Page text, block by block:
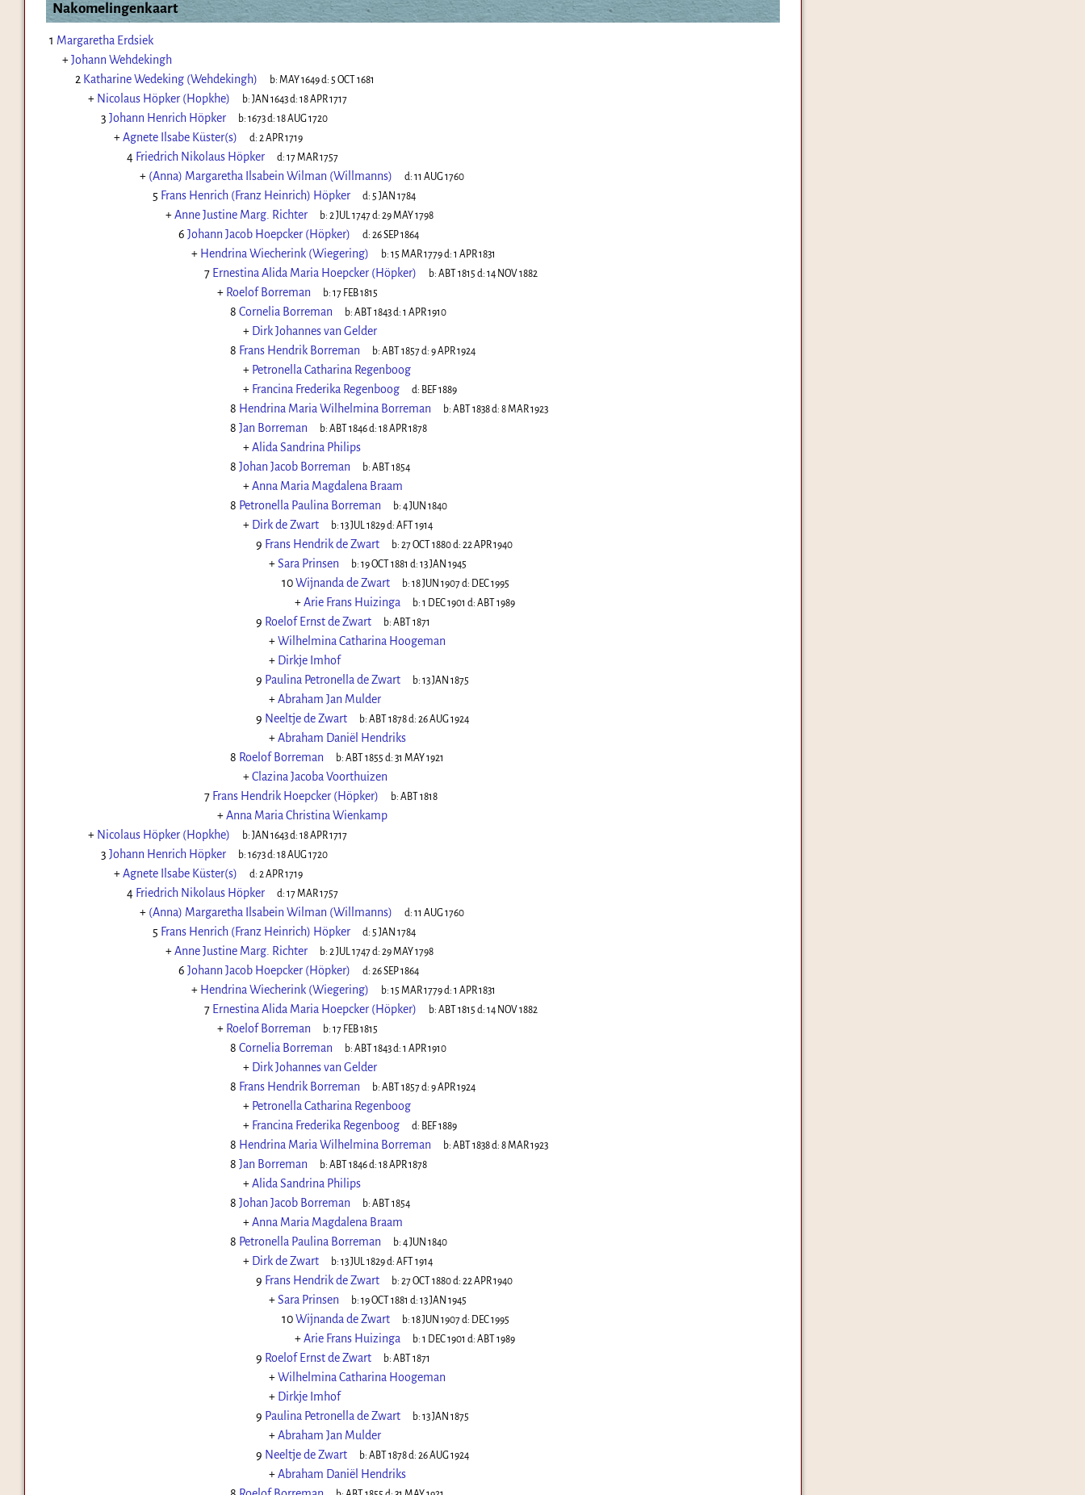
Nakomelingenkaart
1 Margaretha Erdsiek
+Johann Wehdekingh
2 Katharine Wedeking (Wehdekingh) b: MAY 1649d: 5 OCT 1681
+ Nicolaus Höpker (Hopkhe) b: JAN 1643d: 18 APR 1717
3 Johann Henrich Höpker b: 1673d: 18 AUG 1720
+Agnete Ilsabe Küster(s) d: 2 APR 1719
4 Friedrich Nikolaus Höpker d: 17 MAR 1757
+ (Anna) Margaretha Ilsabein Wilman (Willmanns) d: 11 AUG 1760
5 Frans Henrich (Franz Heinrich) Höpker d: 5 JAN 1784
+Anne Justine Marg. Richter b: 2 JUL 1747d: 29 MAY 1798
6 Johann Jacob Hoepcker (Höpker) d: 26 SEP 1864
+ Hendrina Wiecherink (Wiegering) b: 15 MAR 1779d: 1 APR 1831
7 Ernestina Alida Maria Hoepcker (Höpker) b: ABT 1815 d: 14 NOV 1882
+ Roelof Borreman b: 17 FEB 1815
8 Cornelia Borreman b: ABT 1843d: 1 APR 1910
+ Dirk Johannes van Gelder
8 Frans Hendrik Borreman b: ABT 1857d: 9 APR 1924
+ Petronella Catharina Regenboog
+ Francina Frederika Regenboog d: BEF 1889
8 Hendrina Maria Wilhelmina Borreman b: ABT 1838d: 8 MAR 1923
8 Jan Borreman b: ABT 1846d: 18 APR 1878
+Alida Sandrina Philips
8 Johan Jacob Borreman b: ABT 1854
+Anna Maria Magdalena Braam
8 Petronella Paulina Borreman b: 4 JUN 1840
+ Dirk de Zwart b: 13 JUL 1829d: AFT 1914
9 Frans Hendrik de Zwart b: 27 OCT 1880d: 22 APR 1940
+Sara Prinsen b: 19 OCT 1881 d: 13 JAN 1945
10Wijnanda de Zwart b: 18 JUN 1907d: DEC 1995
+Arie Frans Huizinga b: 1 DEC 1901 d: ABT 1989
9 Roelof Ernst de Zwart b: ABT 1871
+Wilhelmina Catharina Hoogeman
+ Dirkje Imhof
9 Paulina Petronella de Zwart b: 13 JAN 1875
+Abraham Jan Mulder
9 Neeltje de Zwart b: ABT 1878d: 26 AUG 1924
+Abraham Daniël Hendriks
8 Roelof Borreman b: ABT 1855 d: 31 MAY 1921
+Clazina Jacoba Voorthuizen
7 Frans Hendrik Hoepcker (Höpker) b: ABT 1818
+Anna Maria Christina Wienkamp
+ Nicolaus Höpker (Hopkhe) b: JAN 1643d: 18 APR 1717
3 Johann Henrich Höpker b: 1673d: 18 AUG 1720
+Agnete Ilsabe Küster(s) d: 2 APR 1719
4 Friedrich Nikolaus Höpker d: 17 MAR 1757
+ (Anna) Margaretha Ilsabein Wilman (Willmanns) d: 11 AUG 1760
5 Frans Henrich (Franz Heinrich) Höpker d: 5 JAN 1784
+Anne Justine Marg. Richter b: 2 JUL 1747d: 29 MAY 1798
6 Johann Jacob Hoepcker (Höpker) d: 26 SEP 1864
+ Hendrina Wiecherink (Wiegering) b: 15 MAR 1779d: 1 APR 1831
7 Ernestina Alida Maria Hoepcker (Höpker) b: ABT 1815 d: 14 NOV 1882
+ Roelof Borreman b: 17 FEB 1815
8 Cornelia Borreman b: ABT 1843d: 1 APR 1910
+ Dirk Johannes van Gelder
8 Frans Hendrik Borreman b: ABT 1857d: 9 APR 1924
+ Petronella Catharina Regenboog
+ Francina Frederika Regenboog d: BEF 1889
8 Hendrina Maria Wilhelmina Borreman b: ABT 1838d: 8 MAR 1923
8 Jan Borreman b: ABT 1846d: 18 APR 1878
+Alida Sandrina Philips
8 Johan Jacob Borreman b: ABT 1854
+Anna Maria Magdalena Braam
8 Petronella Paulina Borreman b: 4 JUN 1840
+ Dirk de Zwart b: 13 JUL 1829d: AFT 1914
9 Frans Hendrik de Zwart b: 27 OCT 1880d: 22 APR 1940
+Sara Prinsen b: 19 OCT 1881 d: 13 JAN 1945
10Wijnanda de Zwart b: 18 JUN 1907d: DEC 1995
+Arie Frans Huizinga b: 1 DEC 1901 d: ABT 1989
9 Roelof Ernst de Zwart b: ABT 1871
+Wilhelmina Catharina Hoogeman
+ Dirkje Imhof
9 Paulina Petronella de Zwart b: 13 JAN 1875
+Abraham Jan Mulder
9 Neeltje de Zwart b: ABT 1878d: 26 AUG 1924
+Abraham Daniël Hendriks